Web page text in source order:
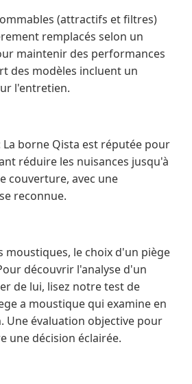
(attractifs et filtres)
remplacés selon un
maintenir des performances
des modèles incluent un
l'entretien.
La borne Qista est réputée pour
réduire les nuisances jusqu'à
couverture, avec une
reconnue.
moustiques, le choix d'un piège
découvrir l'analyse d'un
de lui, lisez notre test de
a moustique qui examine en
Une évaluation objective pour
une décision éclairée.